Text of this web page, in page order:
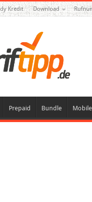
Kredit Download
Prepaid Bundle